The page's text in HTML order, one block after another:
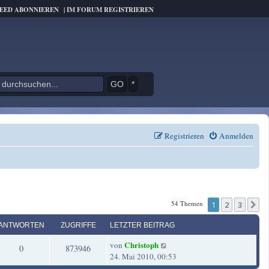
ABONNIEREN |IM FORUM REGISTRIEREN
*
Anmelden
Registrieren
54 Themen 1 2 3
ZUGRIFFE LETZTER BEITRAG
0A
n
873946Z
u
L
e
t
von Christoph
24. Mai 2010, 00:53